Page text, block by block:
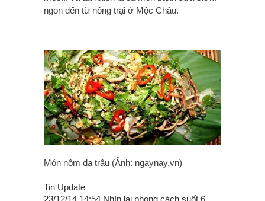
ngon đến từ nông trại ở Mộc Châu.
Món nộm da trâu (Ảnh: ngaynay.vn)
Tin Update